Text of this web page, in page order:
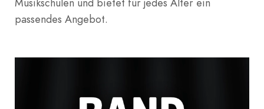
passendes Angebot.